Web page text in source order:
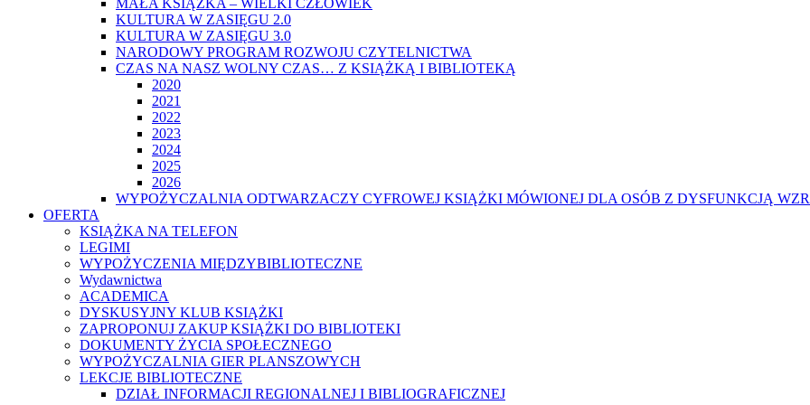
MAŁA KSIĄŻKA – WIELKI CZŁOWIEK
KULTURA W ZASIĘGU 2.0
KULTURA W ZASIĘGU 3.0
NARODOWY PROGRAM ROZWOJU CZYTELNICTWA
CZAS NA NASZ WOLNY CZAS… Z KSIĄŻKĄ I BIBLIOTEKĄ
2020
2021
2022
2023
2024
2025
2026
WYPOŻYCZALNIA ODTWARZACZY CYFROWEJ KSIĄŻKI MÓWIONEJ DLA OSÓB Z DYSFUNKCJĄ
OFERTA
KSIĄŻKA NA TELEFON
LEGIMI
WYPOŻYCZENIA MIĘDZYBIBLIOTECZNE
Wydawnictwa
ACADEMICA
DYSKUSYJNY KLUB KSIĄŻKI
ZAPROPONUJ ZAKUP KSIĄŻKI DO BIBLIOTEKI
DOKUMENTY ŻYCIA SPOŁECZNEGO
WYPOŻYCZALNIA GIER PLANSZOWYCH
LEKCJE BIBLIOTECZNE
DZIAŁ INFORMACJI REGIONALNEJ I BIBLIOGRAFICZNEJ